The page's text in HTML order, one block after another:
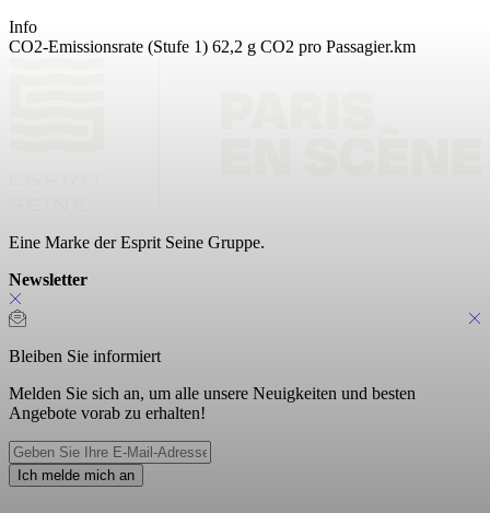
Info
CO2-Emissionsrate (Stufe 1) 62,2 g CO2 pro Passagier.km
Eine Marke der Esprit Seine Gruppe.
Newsletter
Bleiben Sie informiert
Melden Sie sich an, um alle unsere Neuigkeiten und besten
Angebote vorab zu erhalten!